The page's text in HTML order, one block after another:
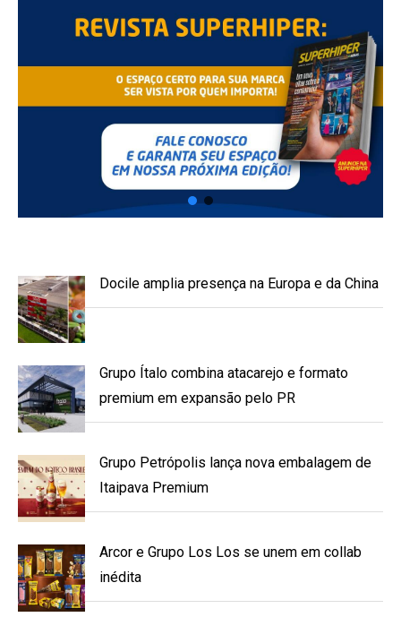
Docile amplia presença na Europa e da China
Grupo Ítalo combina atacarejo e formato
premium em expansão pelo PR
Grupo Petrópolis lança nova embalagem de
Itaipava Premium
Arcor e Grupo Los Los se unem em collab
inédita